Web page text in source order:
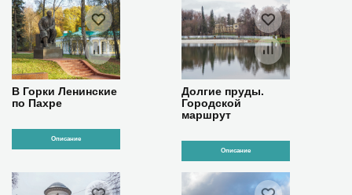
В Горки Ленинские
по Пахре
Описание
Долгие пруды.
Городской
маршрут
Описание